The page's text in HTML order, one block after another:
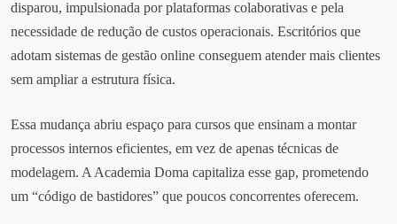
disparou, impulsionada por plataformas colaborativas e pela
necessidade de redução de custos operacionais. Escritórios que
adotam sistemas de gestão online conseguem atender mais clientes
sem ampliar a estrutura física.
Essa mudança abriu espaço para cursos que ensinam a montar
processos internos eficientes, em vez de apenas técnicas de
modelagem. A Academia Doma capitaliza esse gap, prometendo
um “código de bastidores” que poucos concorrentes oferecem.